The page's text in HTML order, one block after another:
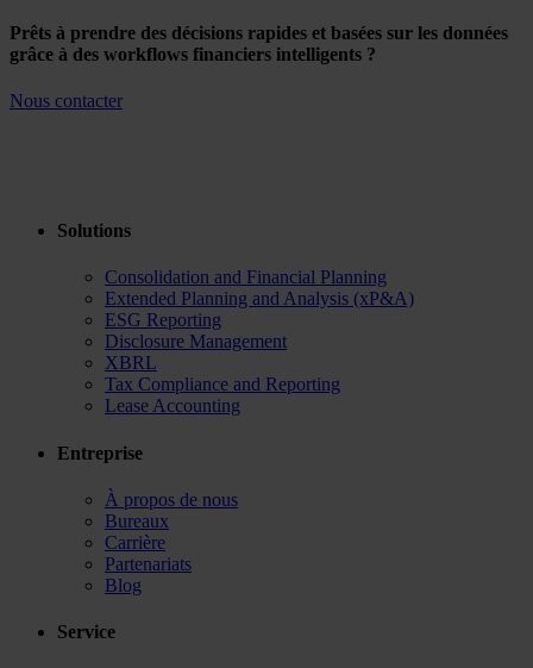
Prêts à prendre des décisions rapides et basées sur les données
grâce à des workflows financiers intelligents ?
Nous contacter
Solutions
Consolidation and Financial Planning
Extended Planning and Analysis (xP&A)
ESG Reporting
Disclosure Management
XBRL
Tax Compliance and Reporting
Lease Accounting
Entreprise
À propos de nous
Bureaux
Carrière
Partenariats
Blog
Service